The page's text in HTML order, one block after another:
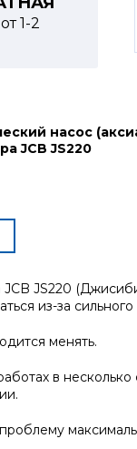
1-2
насос
JCB JS220
JCB JS220
из-за сильного
менять.
в